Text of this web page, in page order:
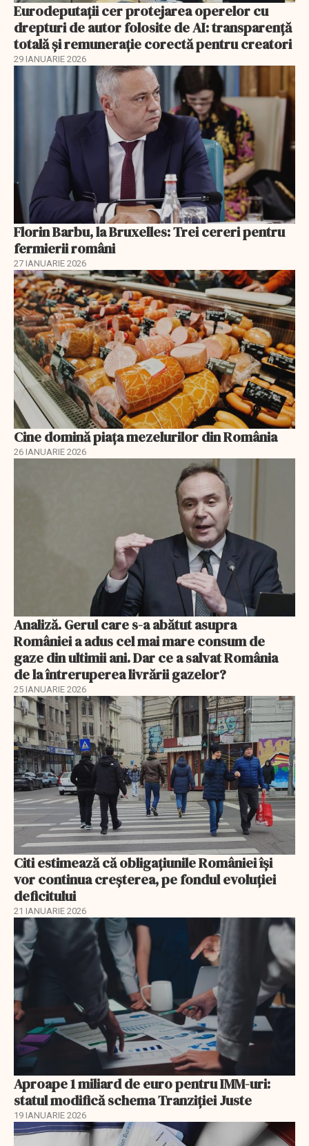
Eurodeputații cer protejarea operelor cu
drepturi de autor folosite de AI: transparență
totală și remunerație corectă pentru creatori
29 IANUARIE 2026
Florin Barbu, la Bruxelles: Trei cereri pentru
fermierii români
27 IANUARIE 2026
Cine domină piața mezelurilor din România
26 IANUARIE 2026
Analiză. Gerul care s-a abătut asupra
României a adus cel mai mare consum de
gaze din ultimii ani. Dar ce a salvat România
de la întreruperea livrării gazelor?
25 IANUARIE 2026
Citi estimează că obligațiunile României își
vor continua creșterea, pe fondul evoluției
deficitului
21 IANUARIE 2026
Aproape 1 miliard de euro pentru IMM-uri:
statul modifică schema Tranziției Juste
19 IANUARIE 2026